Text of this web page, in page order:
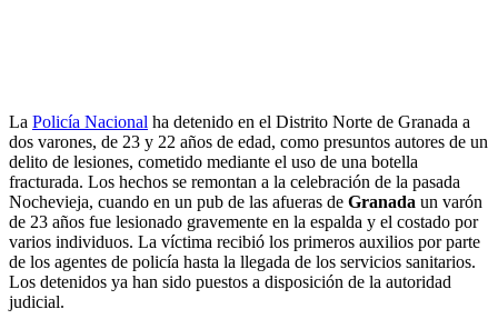
La Policía Nacional ha detenido en el Distrito Norte de Granada a
dos varones, de 23 y 22 años de edad, como presuntos autores de un
delito de lesiones, cometido mediante el uso de una botella
fracturada. Los hechos se remontan a la celebración de la pasada
Nochevieja, cuando en un pub de las afueras de Granada un varón
de 23 años fue lesionado gravemente en la espalda y el costado por
varios individuos. La víctima recibió los primeros auxilios por parte
de los agentes de policía hasta la llegada de los servicios sanitarios.
Los detenidos ya han sido puestos a disposición de la autoridad
judicial.